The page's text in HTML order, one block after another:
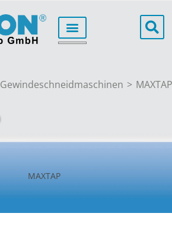
Gewindeschneidmaschinen > MAXTAP